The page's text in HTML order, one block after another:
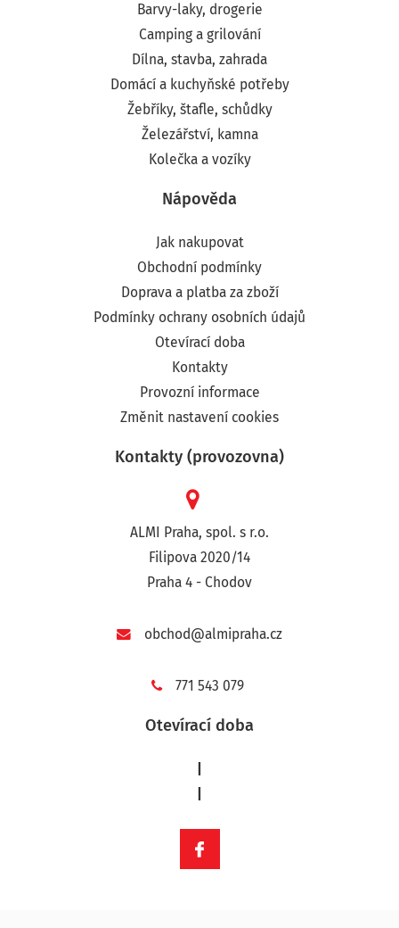
Barvy-laky, drogerie
Camping a grilování
Dílna, stavba, zahrada
Domácí a kuchyňské potřeby
Žebříky, štafle, schůdky
Železářství, kamna
Kolečka a vozíky
Nápověda
Jak nakupovat
Obchodní podmínky
Doprava a platba za zboží
Podmínky ochrany osobních údajů
Otevírací doba
Kontakty
Provozní informace
Změnit nastavení cookies
Kontakty (provozovna)
ALMI Praha, spol. s r.o.
Filipova 2020/14
Praha 4 - Chodov
obchod@almipraha.cz
771 543 079
Otevírací doba